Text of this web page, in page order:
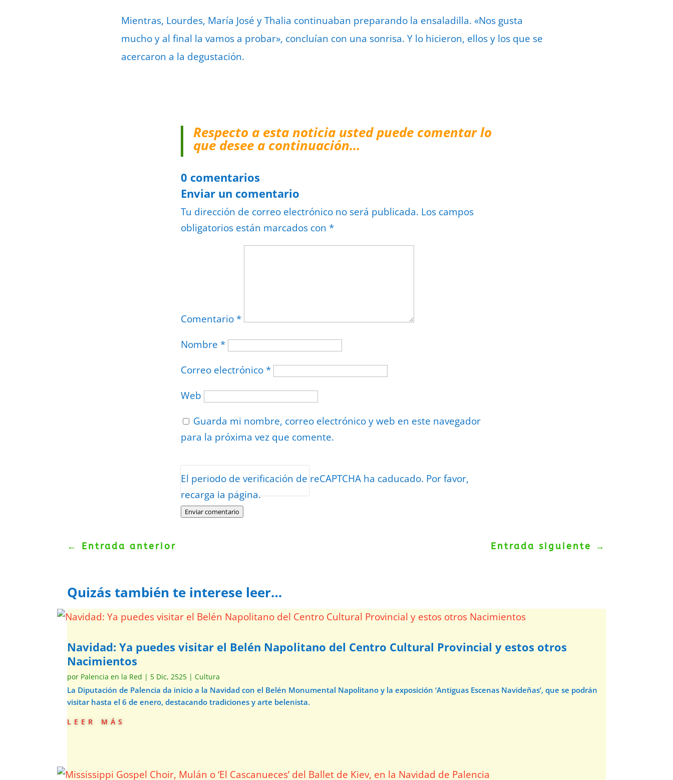
Mientras, Lourdes, María José y Thalia continuaban preparando la ensaladilla. «Nos gusta
mucho y al final la vamos a probar», concluían con una sonrisa. Y lo hicieron, ellos y los que se
acercaron a la degustación.
Respecto a esta noticia usted puede comentar lo
que desee a continuación…
0 comentarios
Enviar un comentario
Tu dirección de correo electrónico no será publicada. Los campos
obligatorios están marcados con *
Comentario *
Nombre *
Correo electrónico *
Web
Guarda mi nombre, correo electrónico y web en este navegador
para la próxima vez que comente.
El periodo de verificación de reCAPTCHA ha caducado. Por favor,
recarga la página.
Enviar comentario
Protegidos por reCAPTCHA
Términos
← Entrada anterior Entrada siguiente →
Quizás también te interese leer…
Navidad: Ya puedes visitar el Belén Napolitano del Centro Cultural Provincial y estos otros
Nacimientos
por Palencia en la Red | 5 Dic, 2525 |Cultura
La Diputación de Palencia da inicio a la Navidad con el Belén Monumental Napolitano y la exposición ‘Antiguas Escenas Navideñas’, que se podrán
visitar hasta el 6 de enero, destacando tradiciones y arte belenista.
leer más